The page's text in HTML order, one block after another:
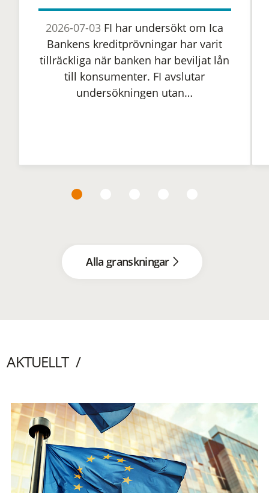
2026-07-03 FI har undersökt om Ica
Bankens kreditprövningar har varit
tillräckliga när banken har beviljat lån
till konsumenter. FI avslutar
undersökningen utan…
Alla granskningar
AKTUELLT